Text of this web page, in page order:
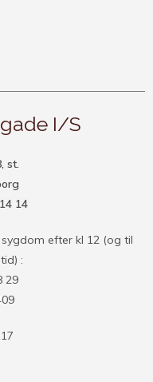
I/S
st.
14
efter kl 12 (og til
:
29